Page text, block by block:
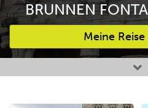
BRUNNEN
Meine
Bevorzugte